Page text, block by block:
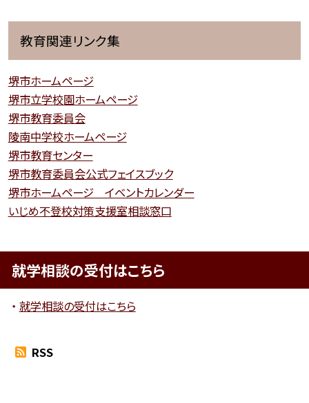
教育関連リンク集
堺市ホームページ
堺市立学校園ホームページ
堺市教育委員会
陵南中学校ホームページ
堺市教育センター
堺市教育委員会公式フェイスブック
堺市ホームページ イベントカレンダー
いじめ不登校対策支援室相談窓口
就学相談の受付はこちら
就学相談の受付はこちら
RSS